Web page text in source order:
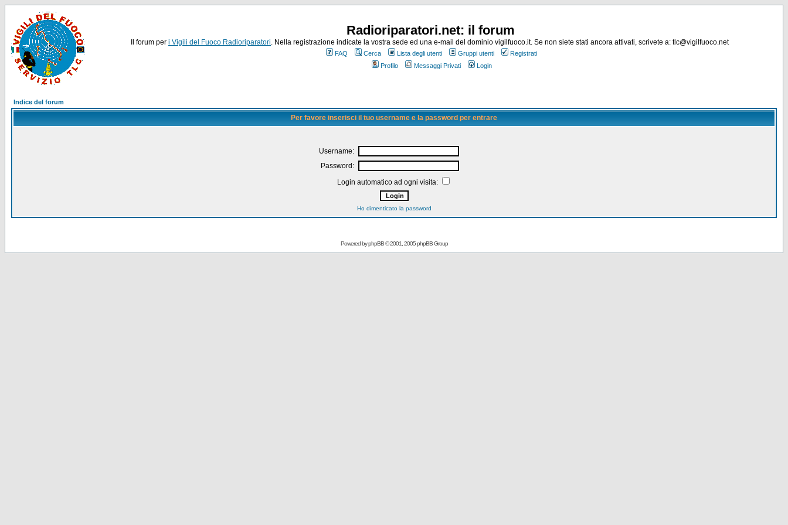
Radioriparatori.net: il forum
Il forum per i Vigili del Fuoco Radioriparatori. Nella registrazione indicate la vostra sede ed una e-mail del dominio vigilfuoco.it. Se non siete stati ancora attivati, scrivete a: tlc@vigilfuoco.net
FAQ Cerca Lista degli utenti Gruppi utenti
Registrati
Profilo
Messaggi Privati Login
Indice del forum
Per favore inserisci il tuo username e la password per entrare
Username:
Password:
Login automatico ad ogni visita:
Ho dimenticato la password
Powered byphpBB© 2001, 2005 phpBB Group